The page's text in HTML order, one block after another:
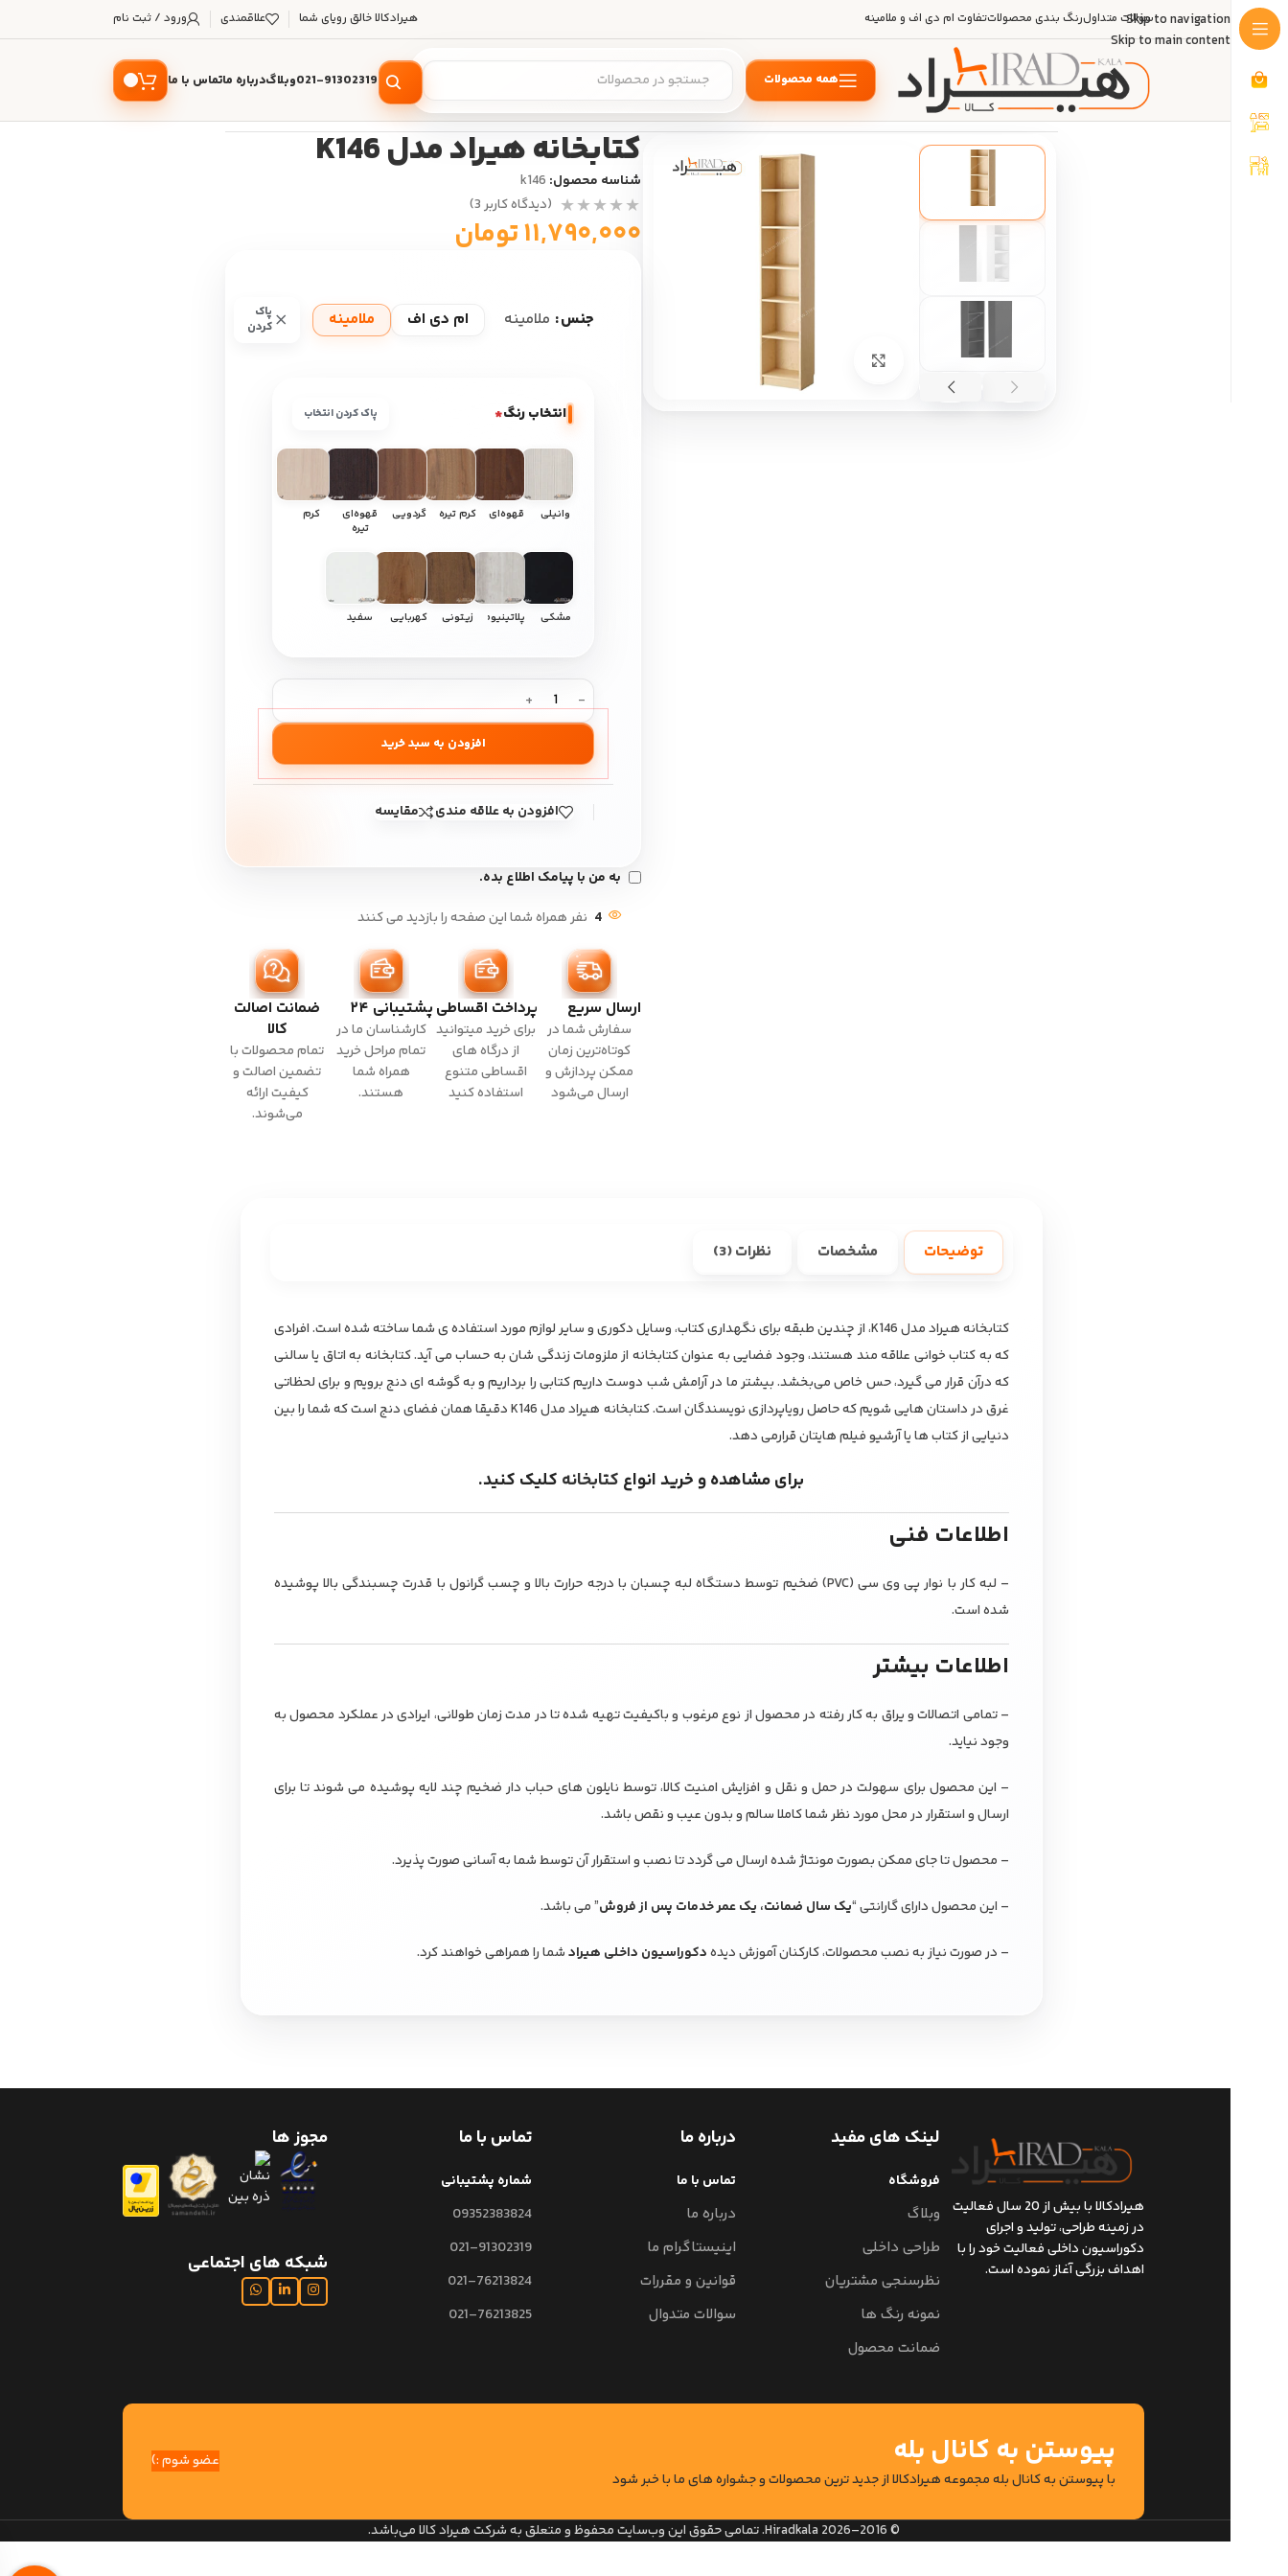
Skip to navigation
Skip to main content
سوالات متداولرنگ بندی محصولاتتفاوت ام دی اف و ملامینه هیرادکالا خالق رویای شما علاقمندی ورود / ثبت نام
همه محصولات 021-91302319وبلاگدرباره ماتماس با ما
خانه/دکوراسیون منزل/ ویترین و کتابخانه/کتابخانه هیراد مدل K146
کتابخانه هیراد مدل K146
شناسه محصول: k146
(دیدگاه کاربر3
)
۱۱,۷۹۰,۰۰۰تومان
جنس ملامینه ام دی اف ملامینه
پاک
کردن
انتخاب رنگ* پاک کردن انتخاب
وانیلی قهوه‌ای کرم تیره گردویی
قهوه‌ای
تیره
کرم
مشکی پلاتینیوم زیتونی کهربایی سفید
افزودن به سبد خرید
افزودن به علاقه مندی مقایسه
به من با پیامک اطلاع بده.
4 نفر همراه شما این صفحه را بازدید می کنند
ارسال سریع
سفارش شما در
کوتاه‌ترین زمان
ممکن پردازش و
ارسال می‌شود
پرداخت اقساطی
برای خرید میتوانید
از درگاه های
اقساطی متنوع
استفاده کنید
پشتیبانی ۲۴
کارشناسان ما در
تمام مراحل خرید
همراه شما
هستند.
ضمانت اصالت
کالا
تمام محصولات با
تضمین اصالت و
کیفیت ارائه
می‌شوند.
توضیحات مشخصات نظرات (3)
کتابخانه هیراد مدل K146، از چندین طبقه برای نگهداری کتاب، وسایل دکوری و سایر لوازم مورد استفاده ی شما ساخته شده است. افرادی
که به کتاب خوانی علاقه مند هستند، وجود فضایی به عنوان کتابخانه از ملزومات زندگی شان به حساب می آید. کتابخانه به اتاق یا سالنی
که درآن قرار می گیرد، حس خاص می‌بخشد. بیشتر ما در آرامش شب دوست داریم کتابی را برداریم و به گوشه ای دنج برویم و برای لحظاتی
غرق در داستان هایی شویم که حاصل رویاپردازی نویسندگان است. کتابخانه هیراد مدل K146 دقیقا همان فضای دنج است که شما را بین
دنیایی از کتاب ها یا آرشیو فیلم هایتان قرارمی دهد.
برای مشاهده و خرید انواع کتابخانه کلیک کنید.
اطلاعات فنی
– لبه کار با نوار پی وی سی (PVC) ضخیم توسط دستگاه لبه چسبان با درجه حرارت بالا و چسب گرانول با قدرت چسبندگی بالا پوشیده
شده است.
اطلاعات بیشتر
– تمامی اتصالات و یراق به کار رفته در محصول از نوع مرغوب و باکیفیت تهیه شده تا در مدت زمان طولانی، ایرادی در عملکرد محصول به
وجود نیاید.
– این محصول برای سهولت در حمل و نقل و افزایش امنیت کالا، توسط نایلون های حباب دار ضخیم چند لایه پوشیده می شوند تا برای
ارسال و استقرار در محل مورد نظر شما کاملا سالم و بدون عیب و نقص باشد.
– محصول تا جای ممکن بصورت مونتاژ شده ارسال می گردد تا نصب و استقرار آن توسط شما به آسانی صورت پذیرد.
– این محصول دارای گارانتی “یک سال ضمانت، یک عمر خدمات پس از فروش” می باشد.
– در صورت نیاز به نصب محصولات، کارکنان آموزش دیدهدکوراسیون داخلی هیرادشما را همراهی خواهند کرد.
هیرادکالا با بیش از 20 سال فعالیت
در زمینه طراحی، تولید و اجرای
دکوراسیون داخلی فعالیت خود را با
اهداف بزرگی آغاز نموده است.
لینک های مفید
فروشگاه
وبلاگ
طراحی داخلی
نظرسنجی مشتریان
نمونه رنگ ها
ضمانت محصول
درباره ما
تماس با ما
درباره ما
اینیستاگرام ما
قوانین و مقررات
سوالات متدوال
تماس با ما
شماره پشتیبانی
09352383824
021-91302319
021-76213824
021-76213825
مجوز ها
شبکه های اجتماعی
پیوستن به کانال بله
با پیوستن به کانال بله مجموعه هیرادکالا از جدید ترین محصولات و جشواره های ما با خبر شود
عضو شوم :)
© 2016–2026 Hiradkala. تمامی حقوق این وب‌سایت محفوظ و متعلق به شرکت هیراد کالا می‌باشد.